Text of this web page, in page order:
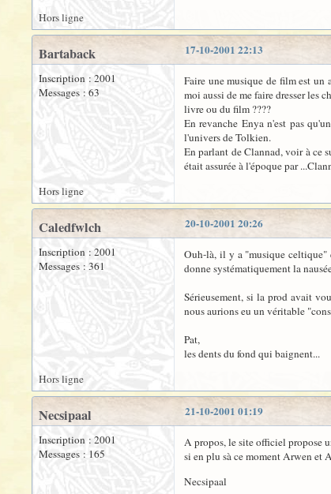
Hors ligne
17-10-2001 22:13
Bartaback
Inscription : 2001
Messages : 63
Faire une musique de film est un
moi aussi de me faire dresser les
livre ou du film ????
En revanche Enya n'est pas
l'univers de Tolkien.
En parlant de Clannad, voir à ce
était assurée à l'époque par
Hors ligne
20-10-2001 20:26
Caledfwlch
Inscription : 2001
Messages : 361
Ouh-là, il y a "musique celtique"
donne systématiquement la
Sérieusement, si la prod avait
nous aurions eu un véritable
Pat,
les dents du fond qui baignent...
Hors ligne
21-10-2001 01:19
Necsipaal
Inscription : 2001
Messages : 165
A propos, le site officiel propose
si en plu sà ce moment Arwen et
Necsipaal